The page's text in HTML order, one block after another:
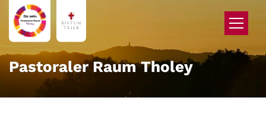
Zum Inhalt springen
Pastoraler Raum Tholey